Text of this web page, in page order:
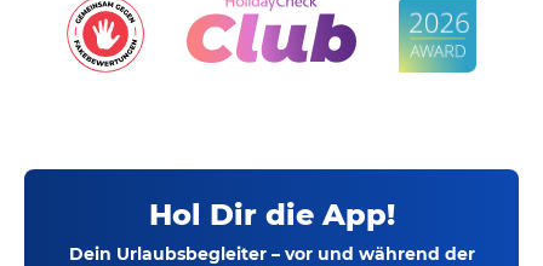
Hol Dir die App!
Dein Urlaubsbegleiter – vor und während der